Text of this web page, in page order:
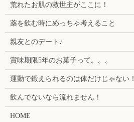
荒れたお肌の救世主がここに！
薬を飲む時にめっちゃ考えること
親友とのデート♪
賞味期限5年のお菓子って。。。
運動で鍛えられるのは体だけじゃない！
飲んでないなら流れません！
HOME